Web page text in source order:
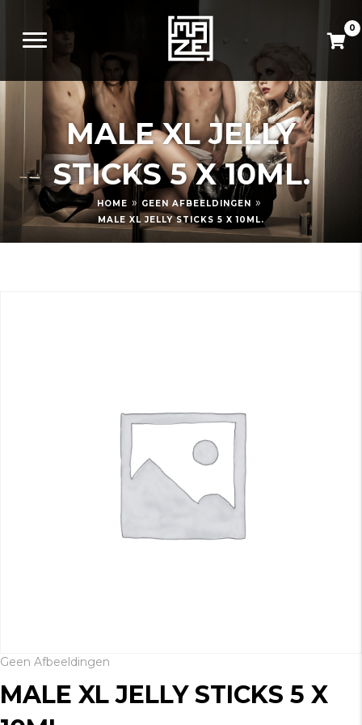
0
MALE XL JELLY
STICKS 5 X 10ML.
HOME » GEEN AFBEELDINGEN »
MALE XL JELLY STICKS 5 X 10ML.
Geen Afbeeldingen
MALE XL JELLY STICKS 5 X